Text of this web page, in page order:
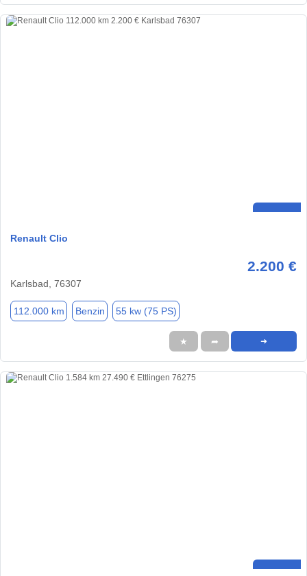
Renault Clio
2.200 €
Karlsbad, 76307
112.000 km Benzin 55 kw (75 PS)
★ ➦ ➜